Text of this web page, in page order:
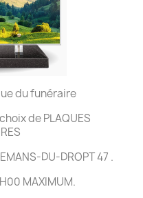
du funéraire
de PLAQUES
DU-DROPT 47 .
MAXIMUM.